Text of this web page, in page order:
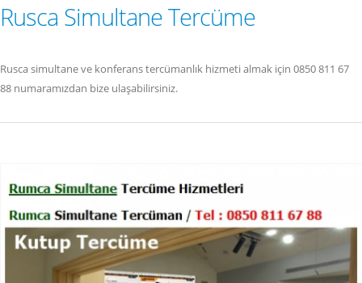
Rusca Simultane Tercüme
Rusca simultane ve konferans tercümanlık hizmeti almak için 0850 811 67
88 numaramızdan bize ulaşabilirsiniz.